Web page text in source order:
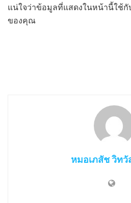
แน่ใจว่าข้อมูลที่แสดงในหน้านี้ใช้
ของคุณ
หมอเภสัช วิทวั